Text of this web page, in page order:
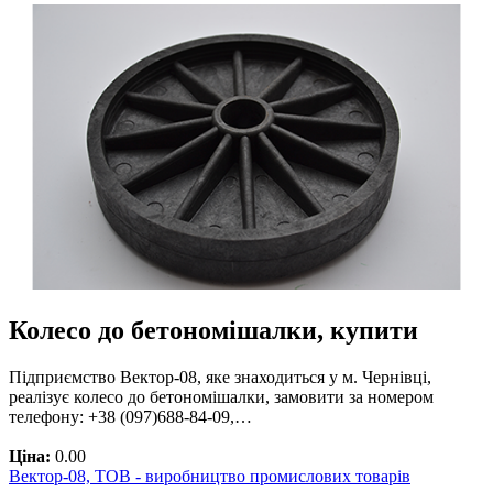
Колесо до бетономішалки, купити
Підприємство Вектор-08, яке знаходиться у м. Чернівці,
реалізує колесо до бетономішалки, замовити за номером
телефону: +38 (097)688-84-09,…
Ціна: 0.00
Вектор-08, ТОВ - виробництво промислових товарів